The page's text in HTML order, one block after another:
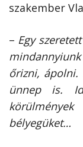
szakember
– Egy
őrizni, ápolni.
ünnep is.
bélyegüket…